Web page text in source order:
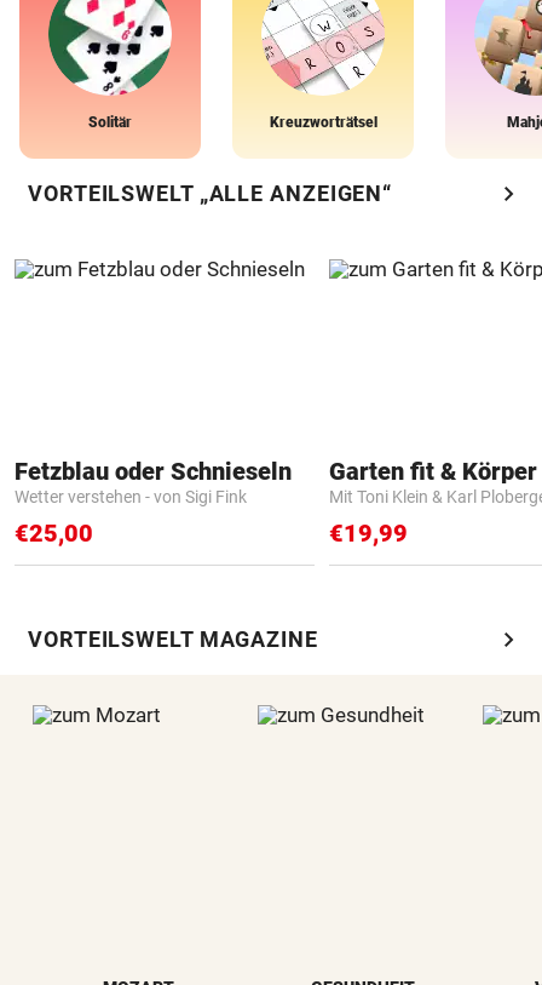
Solitär Kreuzworträtsel
VORTEILSWELT „ALLE ANZEIGEN“ chevron_right
Fetzblau oder Schnieseln
Wetter verstehen - von Sigi Fink
€25,00
Garten fit &
Mit Toni Klein & Karl
€19,99
VORTEILSWELT MAGAZINE chevron_right